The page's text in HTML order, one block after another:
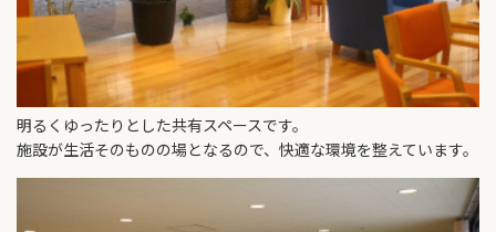
明るくゆったりとした共有スペースです。
施設が生活そのものの場となるので、快適な環境を整えています。